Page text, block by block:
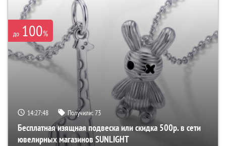
до 100%
14:27:47 Получили:73
Бесплатная изящная подвеска или скидка 500р. в сети
ювелирных магазинов SUNLIGHT